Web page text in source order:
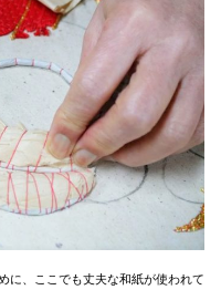
に、ここでも丈夫な和紙が使われて